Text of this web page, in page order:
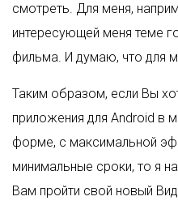
смотреть. Для меня,
интересующей меня теме
фильма. И думаю, что для
Таким образом, если Вы
приложения для Android в
форме, с максимальной
минимальные сроки, то я
Вам пройти свой новый